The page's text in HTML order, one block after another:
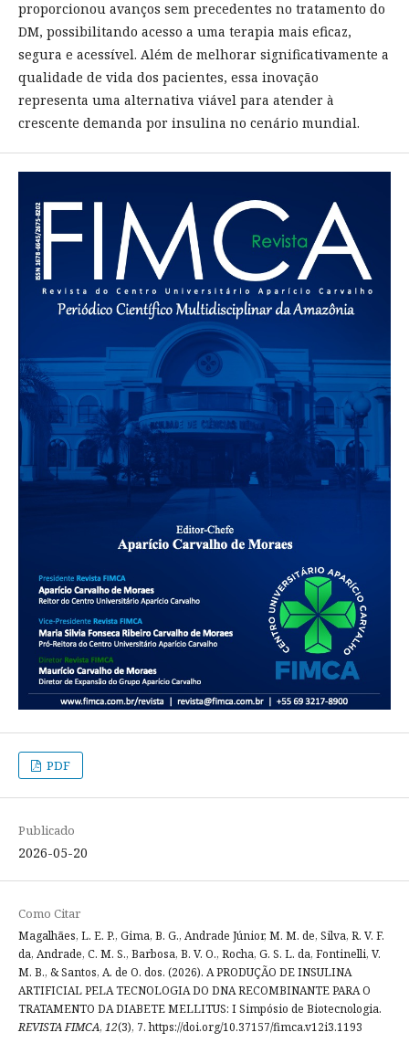
proporcionou avanços sem precedentes no tratamento do
DM, possibilitando acesso a uma terapia mais eficaz,
segura e acessível. Além de melhorar significativamente a
qualidade de vida dos pacientes, essa inovação
representa uma alternativa viável para atender à
crescente demanda por insulina no cenário mundial.
PDF
Publicado
2026-05-20
Como Citar
Magalhães, L. E. P., Gima, B. G., Andrade Júnior, M. M. de, Silva, R. V. F.
da, Andrade, C. M. S., Barbosa, B. V. O., Rocha, G. S. L. da, Fontinelli, V.
M. B., & Santos, A. de O. dos. (2026). A PRODUÇÃO DE INSULINA
ARTIFICIAL PELA TECNOLOGIA DO DNA RECOMBINANTE PARA O
TRATAMENTO DA DIABETE MELLITUS: I Simpósio de Biotecnologia.
REVISTA FIMCA, 12(3), 7. https://doi.org/10.37157/fimca.v12i3.1193